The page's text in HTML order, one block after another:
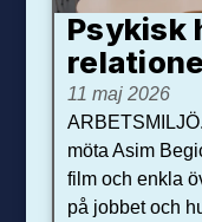
Psykisk
11 maj 2026
möta Asim
film och enkla
på jobbet och